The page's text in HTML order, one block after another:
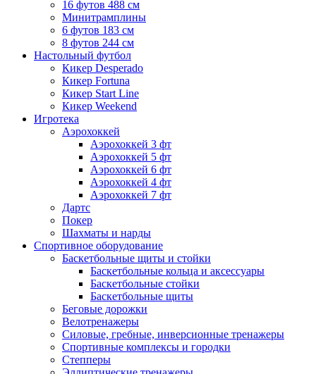
16 футов 488 см
Минитрамплины
6 футов 183 см
8 футов 244 см
Настольный футбол
Кикер Desperado
Кикер Fortuna
Кикер Start Line
Кикер Weekend
Игротека
Аэрохоккей
Аэрохоккей 3 фт
Аэрохоккей 5 фт
Аэрохоккей 6 фт
Аэрохоккей 4 фт
Аэрохоккей 7 фт
Дартс
Покер
Шахматы и нарды
Спортивное оборудование
Баскетбольные щиты и стойки
Баскетбольные кольца и аксессуары
Баскетбольные стойки
Баскетбольные щиты
Беговые дорожки
Велотренажеры
Силовые, гребные, инверсионные тренажеры
Спортивные комплексы и городки
Степперы